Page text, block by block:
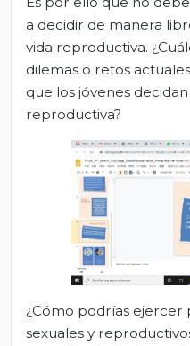
a decidir de manera
vida reproductiva.
dilemas o retos
que los jóvenes
reproductiva?
¿Cómo podrías
sexuales y